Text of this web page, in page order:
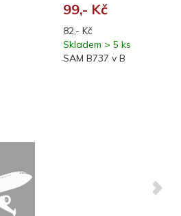
99,- Kč
82,- Kč
Skladem > 5 ks
SAM B737 v B